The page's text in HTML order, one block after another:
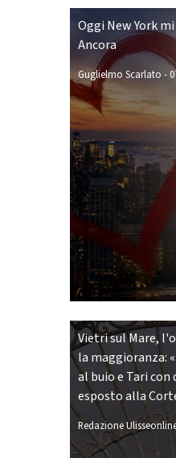
Oggi New York
Ancora
Guglielmo Scarlato -
Vietri sul Mare,
la maggioranza:
al buio e Tari con
esposto alla
Redazione